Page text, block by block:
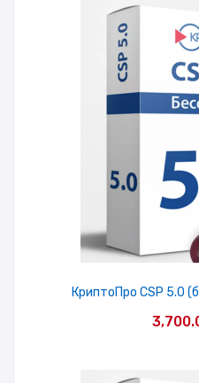
КриптоПро CSP 5.0